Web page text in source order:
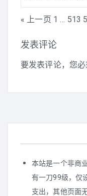
navigation
« 上一页 1 … 513
发表评论
要发表评论，您
本站是一个非商
有一刀99级，仅
支出，其他页面